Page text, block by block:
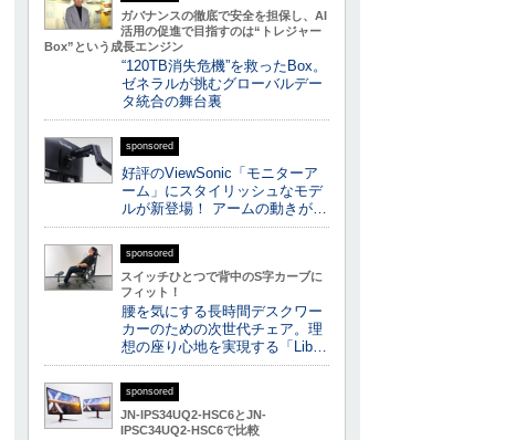
ガバナンスの徹底で安全を担保し、AI
活用の促進で目指すのは“トレジャー
Box”という成長エンジン
“120TB消失危機”を救ったBox。
ゼネラルが挑むグローバルデー
タ統合の舞台裏
sponsored
好評のViewSonic「モニターア
ーム」にスタイリッシュなモデ
ルが新登場！ アームの動きが…
sponsored
スイッチひとつで背中のS字カーブに
フィット！
腰を気にする長時間デスクワー
カーのための次世代チェア。理
想の座り心地を実現する「Lib…
sponsored
JN-IPS34UQ2-HSC6とJN-
IPSC34UQ2-HSC6で比較